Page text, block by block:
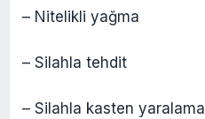
– Nitelikli yağma
– Silahla tehdit
– Silahla kasten yaralama